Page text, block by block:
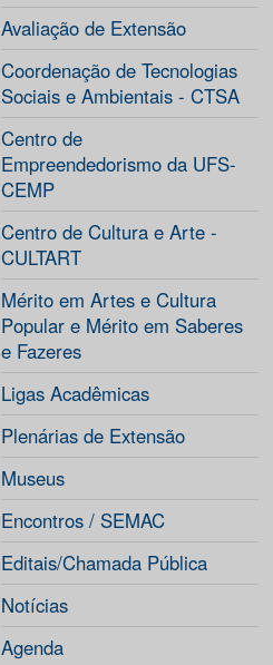
Avaliação de Extensão
Coordenação de Tecnologias
Sociais e Ambientais - CTSA
Centro de
Empreendedorismo da UFS-
CEMP
Centro de Cultura e Arte -
CULTART
Mérito em Artes e Cultura
Popular e Mérito em Saberes
e Fazeres
Ligas Acadêmicas
Plenárias de Extensão
Museus
Encontros / SEMAC
Editais/Chamada Pública
Notícias
Agenda